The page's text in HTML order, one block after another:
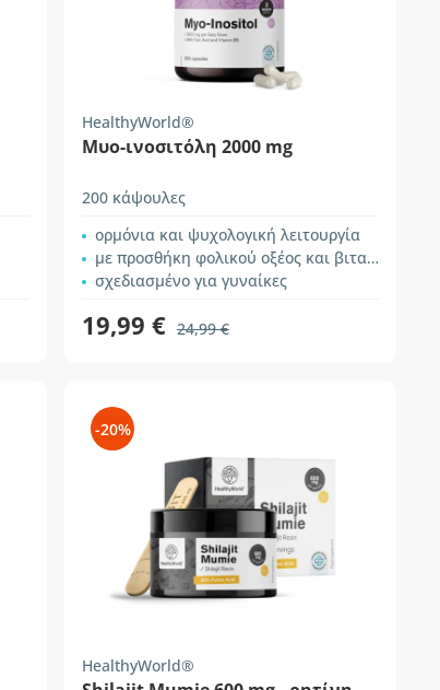
HealthyWorld®
Mυο-ινοσιτόλη 2000 mg
200 κάψουλες
ορμόνια και ψυχολογική λειτουργία
με προσθήκη φολικού οξέος και βιταμίνης Β6
σχεδιασμένο για γυναίκες
19,99 € 24,99 €
-20%
HealthyWorld®